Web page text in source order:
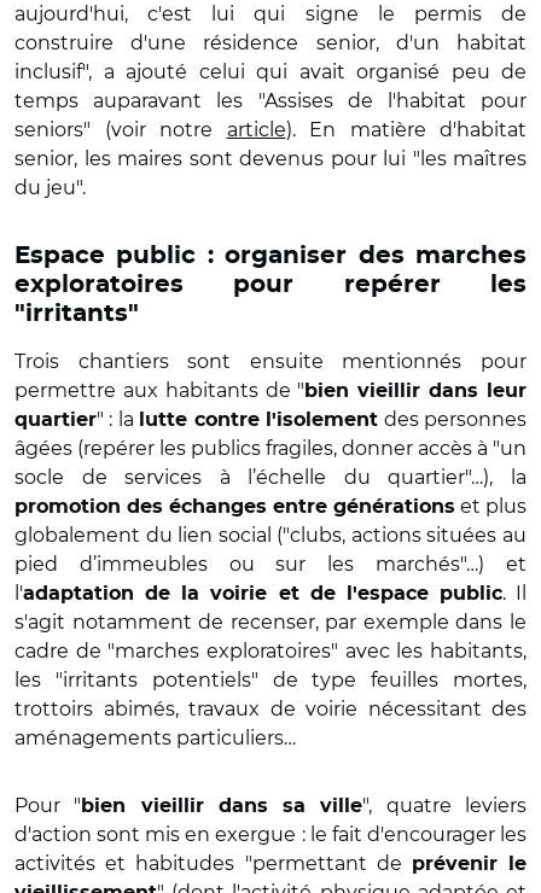
aujourd'hui, c'est lui qui signe le permis de
construire d'une résidence senior, d'un habitat
inclusif", a ajouté celui qui avait organisé peu de
temps auparavant les "Assises de l'habitat pour
seniors" (voir notre article). En matière d'habitat
senior, les maires sont devenus pour lui "les maîtres
du jeu".
Espace public : organiser des marches
exploratoires pour repérer les
"irritants"
Trois chantiers sont ensuite mentionnés pour
permettre aux habitants de " bien vieillir dans leur
quartier" : la lutte contre l'isolement des personnes
âgées (repérer les publics fragiles, donner accès à "un
socle de services à l’échelle du quartier"…), la
promotion des échanges entre générations et plus
globalement du lien social ("clubs, actions situées au
pied d’immeubles ou sur les marchés"…) et
l'adaptation de la voirie et de l'espace public. Il
s'agit notamment de recenser, par exemple dans le
cadre de "marches exploratoires" avec les habitants,
les "irritants potentiels" de type feuilles mortes,
trottoirs abimés, travaux de voirie nécessitant des
aménagements particuliers…
Pour " bien vieillir dans sa ville", quatre leviers
d'action sont mis en exergue : le fait d'encourager les
activités et habitudes "permettant de
prévenir le